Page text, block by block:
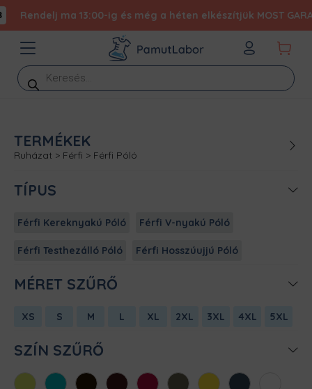
Rendelj ma 13:00-ig és még a héten elkészítjük MOST
Products
search
TERMÉKEK
Ruházat > Férfi > Férfi Póló
TÍPUS
Férfi Kereknyakú Póló Férfi V-nyakú Póló
Férfi Testhezálló Póló Férfi Hosszúujjú Póló
MÉRET SZŰRŐ
XS S M L XL 2XL 3XL 4XL 5XL
SZÍN SZŰRŐ
AlmazöldAtollkékBarnaBordóChili Cink Citromsárga
Denim